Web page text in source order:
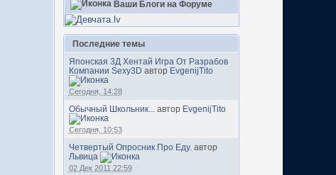
Ваши Блоги на Форуме
Последние темы
Японская 3Д Хентай Игра От Разрабов
Компании Sexy3D автор EvgenijTito
Сегодня, 14:28
Обычный Школьник... автор EvgenijTito
Сегодня, 10:53
Четвертый Опросник Про Еду. автор
Львица
02 Дек 2011 22:59